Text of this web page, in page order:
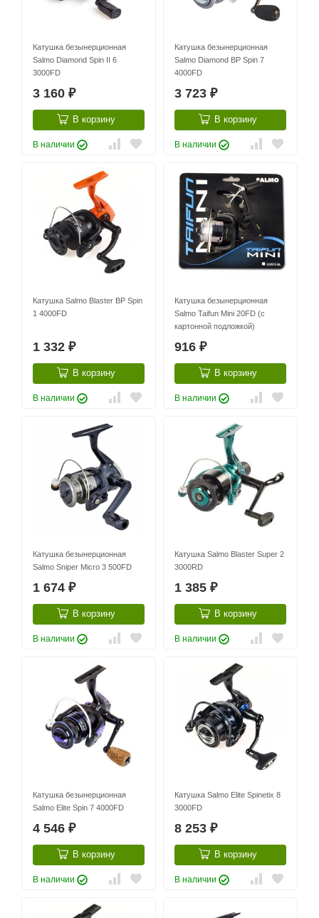
Катушка безынерционная
Salmo Diamond Spin II 6
3000FD
3 160 ₽
В корзину
В наличии
Катушка безынерционная
Salmo Diamond BP Spin 7
4000FD
3 723 ₽
В корзину
В наличии
Катушка Salmo Blaster BP Spin
1 4000FD
1 332 ₽
В корзину
В наличии
Катушка безынерционная
Salmo Taifun Mini 20FD (с
картонной подложкой)
916 ₽
В корзину
В наличии
Катушка безынерционная
Salmo Sniper Micro 3 500FD
1 674 ₽
В корзину
В наличии
Катушка Salmo Blaster Super 2
3000RD
1 385 ₽
В корзину
В наличии
Катушка безынерционная
Salmo Elite Spin 7 4000FD
4 546 ₽
В корзину
В наличии
Катушка Salmo Elite Spinetix 8
3000FD
8 253 ₽
В корзину
В наличии